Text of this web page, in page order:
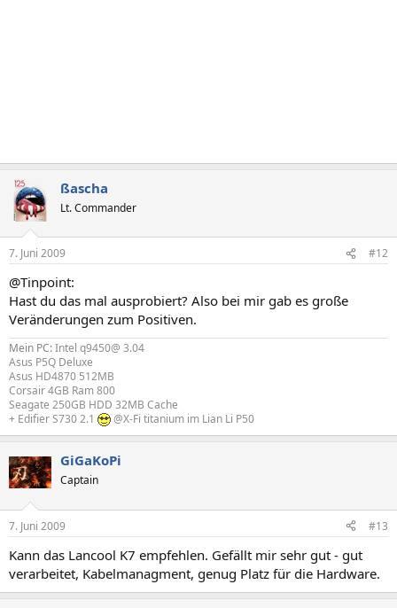
ßascha
Lt. Commander
7. Juni 2009 #12
@Tinpoint:
Hast du das mal ausprobiert? Also bei mir gab es große
Veränderungen zum Positiven.
Mein PC:Intel q9450@ 3.04
Asus P5Q Deluxe
Asus HD4870 512MB
Corsair 4GB Ram 800
Seagate 250GB HDD 32MB Cache
+ Edifier S730 2.1
@X-Fi titanium im Lian Li P50
GiGaKoPi
Captain
7. Juni 2009 #13
Kann das Lancool K7 empfehlen. Gefällt mir sehr gut - gut
verarbeitet, Kabelmanagment, genug Platz für die Hardware.